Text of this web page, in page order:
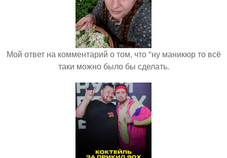
Мой ответ на комментарий о том, что "ну маникюр то всё
таки можно было бы сделать.